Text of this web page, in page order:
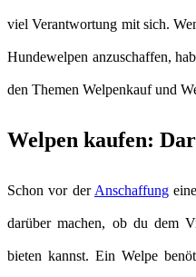
viel Verantwortung mit sich.
Hundewelpen anzuschaffen,
den Themen Welpenkauf und
Welpen kaufen:
Schon vor der Anschaffung
darüber machen, ob du dem
bieten kannst. Ein Welpe